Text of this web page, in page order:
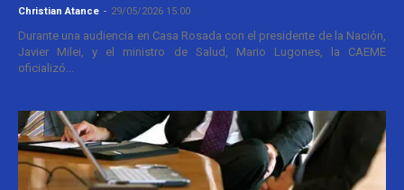
Christian Atance - 29/05/2026 15:00
Durante una audiencia en Casa Rosada con el presidente de la Nación,
Javier Milei, y el ministro de Salud, Mario Lugones, la CAEME
oficializó...